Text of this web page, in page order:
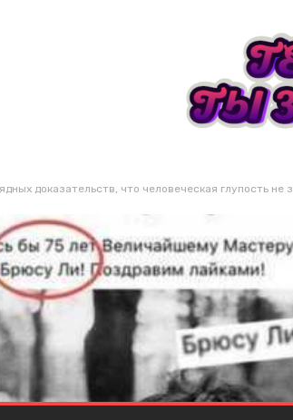
доказательств, что человеческая глупость не